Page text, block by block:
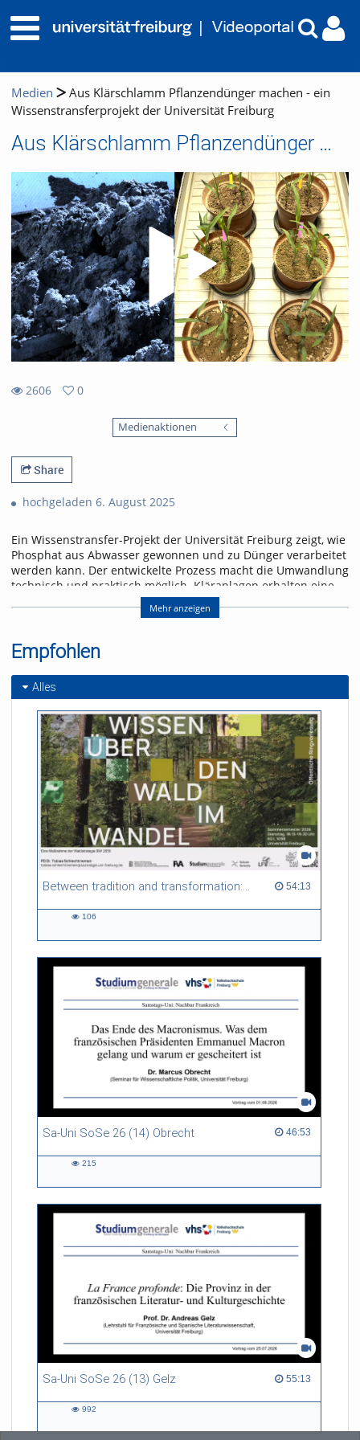
Medien
Aus Klärschlamm Pflanzendünger machen - ein
Wissenstransferprojekt der Universität Freiburg
Aus Klärschlamm Pflanzendünger machen - ein Wissenstransferprojekt der Universität Freiburg
2606
0
Medienaktionen
Share
hochgeladen 6. August 2025
Ein Wissenstransfer-Projekt der Universität Freiburg zeigt, wie
Phosphat aus Abwasser gewonnen und zu Dünger verarbeitet
werden kann. Der entwickelte Prozess macht die Umwandlung
technisch und praktisch möglich. Kläranlagen erhalten eine
Lösung, um der gesetzlichen Rückgewinnungspflicht ab 2029
frühzeitig nachzukommen.
Referent/in:
Prof. Dr. Philipp Kurz
Dr. Peter Hajek
Michael Hacker
Mehr anzeigen
Empfohlen
Alles
Between tradition and transformation: how owners, advisers and institutions co-create knowledge for resilient forests in Europe 54:13
54:13 duration
106
Sa-Uni SoSe 26 (14) Obrecht 46:53
46:53 duration
215
Sa-Uni SoSe 26 (13) Gelz 55:13
55:13 duration
992